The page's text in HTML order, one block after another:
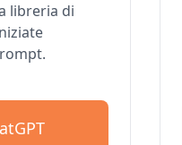
libreria di